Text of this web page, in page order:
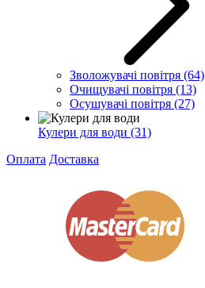
Зволожувачі повітря (64)
Очищувачі повітря (13)
Осушувачі повітря (27)
Кулери для води (31)
Оплата Доставка